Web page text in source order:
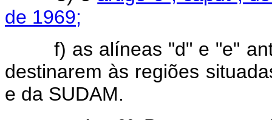
de 1969;
f) as alíneas "d" e "e"
destinarem às regiões
e da SUDAM.